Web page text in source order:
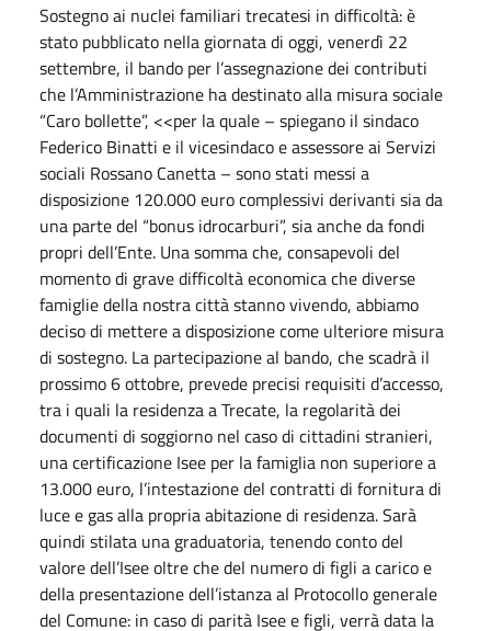
Sostegno ai nuclei familiari trecatesi in difficoltà: è
stato pubblicato nella giornata di oggi, venerdì 22
settembre, il bando per l’assegnazione dei contributi
che l’Amministrazione ha destinato alla misura sociale
“Caro bollette”, <<per la quale – spiegano il sindaco
Federico Binatti e il vicesindaco e assessore ai Servizi
sociali Rossano Canetta – sono stati messi a
disposizione 120.000 euro complessivi derivanti sia da
una parte del “bonus idrocarburi”, sia anche da fondi
propri dell’Ente. Una somma che, consapevoli del
momento di grave difficoltà economica che diverse
famiglie della nostra città stanno vivendo, abbiamo
deciso di mettere a disposizione come ulteriore misura
di sostegno. La partecipazione al bando, che scadrà il
prossimo 6 ottobre, prevede precisi requisiti d’accesso,
tra i quali la residenza a Trecate, la regolarità dei
documenti di soggiorno nel caso di cittadini stranieri,
una certificazione Isee per la famiglia non superiore a
13.000 euro, l’intestazione del contratti di fornitura di
luce e gas alla propria abitazione di residenza. Sarà
quindi stilata una graduatoria, tenendo conto del
valore dell’Isee oltre che del numero di figli a carico e
della presentazione dell’istanza al Protocollo generale
del Comune: in caso di parità Isee e figli, verrà data la